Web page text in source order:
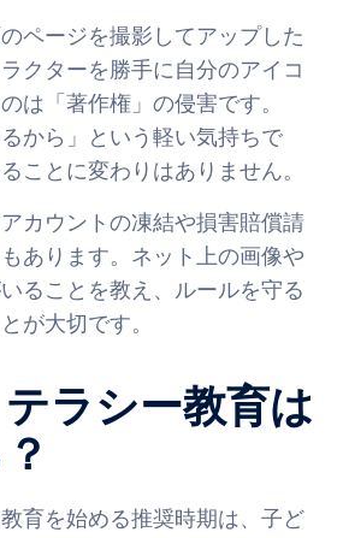
ページを撮影してアップした
クターを勝手に自分のアイコ
は「著作権」の侵害です。
るから」という軽い気持ちで
ことに変わりはありません。
カウントの凍結や損害賠償請
あります。ネット上の画像や
ることを教え、ルールを守る
が大切です。
ラシー教育は
育を始める推奨時期は、子ど